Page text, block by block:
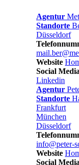
Agentur
Standorte
Düsseldorf
Website
Social Media
Linkedin
Agentur
Standorte
Frankfurt
München
Düsseldorf
info@peter-
Website
Social Media